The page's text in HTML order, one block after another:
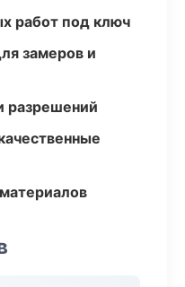
работ под ключ
замеров и
разрешений